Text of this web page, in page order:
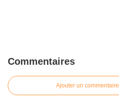
Commentaires
Ajouter un commentaire